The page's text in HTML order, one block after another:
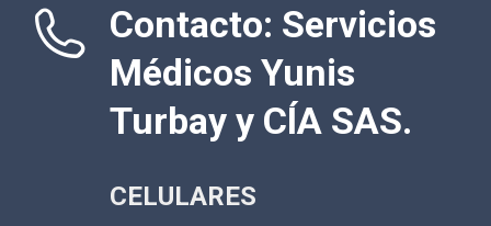
Contacto: Servicios
Médicos Yunis
Turbay y CÍA SAS.
CELULARES